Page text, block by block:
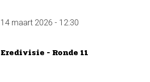
14 maart 2026 - 12:30
Eredivisie - Ronde 11